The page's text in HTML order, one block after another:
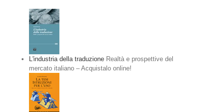
L'industria della traduzione Realtà e prospettive del
mercato italiano – Acquistalo online!